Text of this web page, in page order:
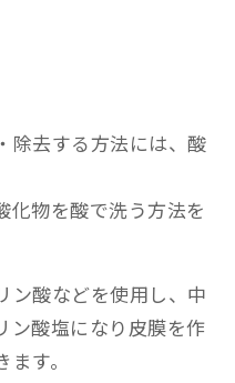
除去する方法には、酸
化物を酸で洗う方法を
ン酸などを使用し、中
ン酸塩になり皮膜を作
す。